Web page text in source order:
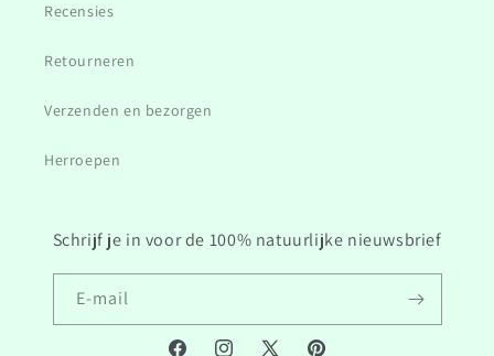
Recensies
Retourneren
Verzenden en bezorgen
Herroepen
Schrijf je in voor de 100% natuurlijke nieuwsbrief
E‑mail